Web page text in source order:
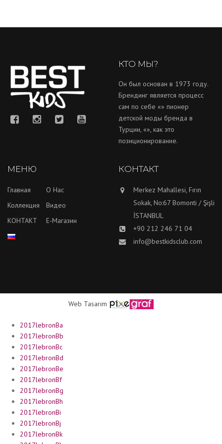
КТО МЫ?
Он был основан в 1973 году.
Брендинг является процесс
сам по себе «» пионер
детской моды бренда в
Турции, «», как это
позиционирование.
МЕНЮ
Главная
О Нас
Коллекция
Видео
КОНТАКТ
E-Магазин
КОНТАКТ
Merkez Mahallesi, Fırın
Sokak, No:67 Bomonti / Şişli
İSTANBUL
+90 212 246 71 04
info@bestkidsclub.com
Web Tasarım
2017lebronBa
2017lebronBb
2017lebronBc
2017lebronBd
2017lebronBe
2017lebronBf
2017lebronBg
2017lebronBh
2017lebronBi
2017lebronBj
2017lebronBk